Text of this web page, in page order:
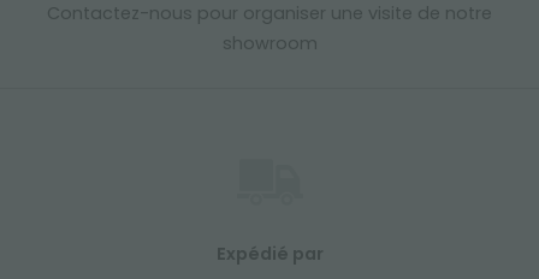
Contactez-nous pour organiser une visite de notre
showroom
Expédié par